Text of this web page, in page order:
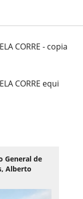
CORRE - copia
CORRE equi
General de
Alberto